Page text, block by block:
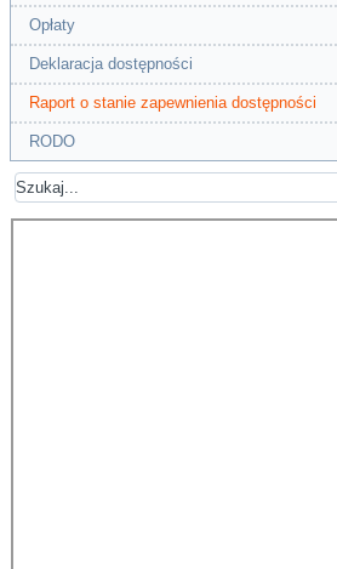
Opłaty
Deklaracja dostępności
Raport o stanie zapewnienia dostępności
RODO